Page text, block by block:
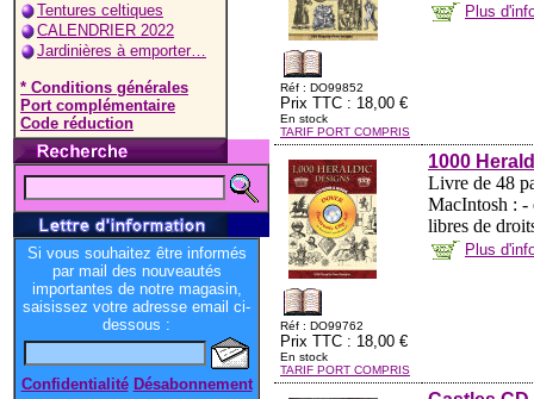
Tentures celtiques
CALENDRIER 2022
Jardinières à emporter…
* Conditions générales
Port complémentaire
Code réduction
Si vous souhaitez être informés
par mail des nouveautés
importantes de notre magasin,
saisissez votre adresse email ci-
dessous :
Confidentialité Désabonnement
Réf : DO99852
Prix TTC : 18,00 €
En stock
TARIF PORT COMPRIS
Plus
Réf : DO99762
Prix TTC : 18,00 €
En stock
TARIF PORT COMPRIS
1000
Livre de 48
MacIntosh : -
libres de
Plus